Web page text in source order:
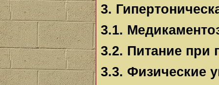
3.
3.1.
3.2. Питание при
3.3. Физические